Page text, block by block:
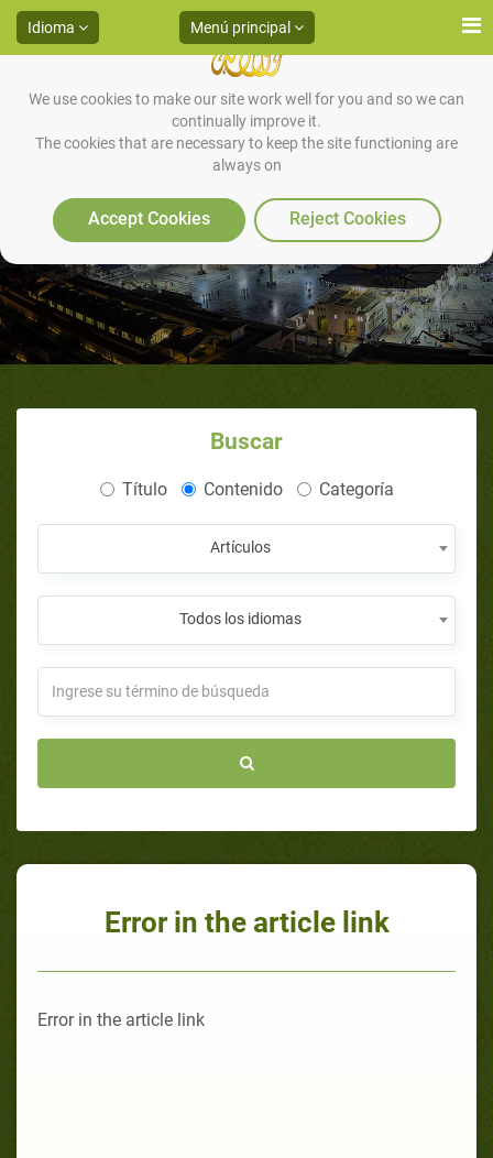
We use cookies to make our site work well for you and so we can
continually improve it.
The cookies that are necessary to keep the site functioning are
always on
Accept Cookies Reject Cookies
Idioma Menú principal
Buscar
Título Contenido Categoría
Artículos
Todos los idiomas
Error in the article link
Error in the article link